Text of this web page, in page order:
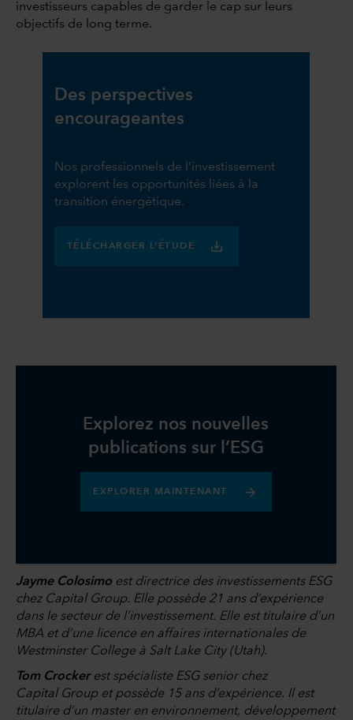
investisseurs capables de garder le cap sur leurs
objectifs de long terme.
Des perspectives
encourageantes
Nos professionnels de l’investissement
explorent les opportunités liées à la
transition énergétique.
TÉLÉCHARGER L’ÉTUDE
Explorez nos nouvelles
publications sur l’ESG
EXPLORER MAINTENANT
Jayme Colosimo est directrice des investissements ESG
chez Capital Group. Elle possède 21 ans d’expérience
dans le secteur de l’investissement. Elle est titulaire d’un
MBA et d’une licence en affaires internationales de
Westminster College à Salt Lake City (Utah).
Tom Crockerest spécialiste ESG senior chez
Capital Group et possède 15 ans d’expérience. Il est
titulaire d’un master en environnement, développement